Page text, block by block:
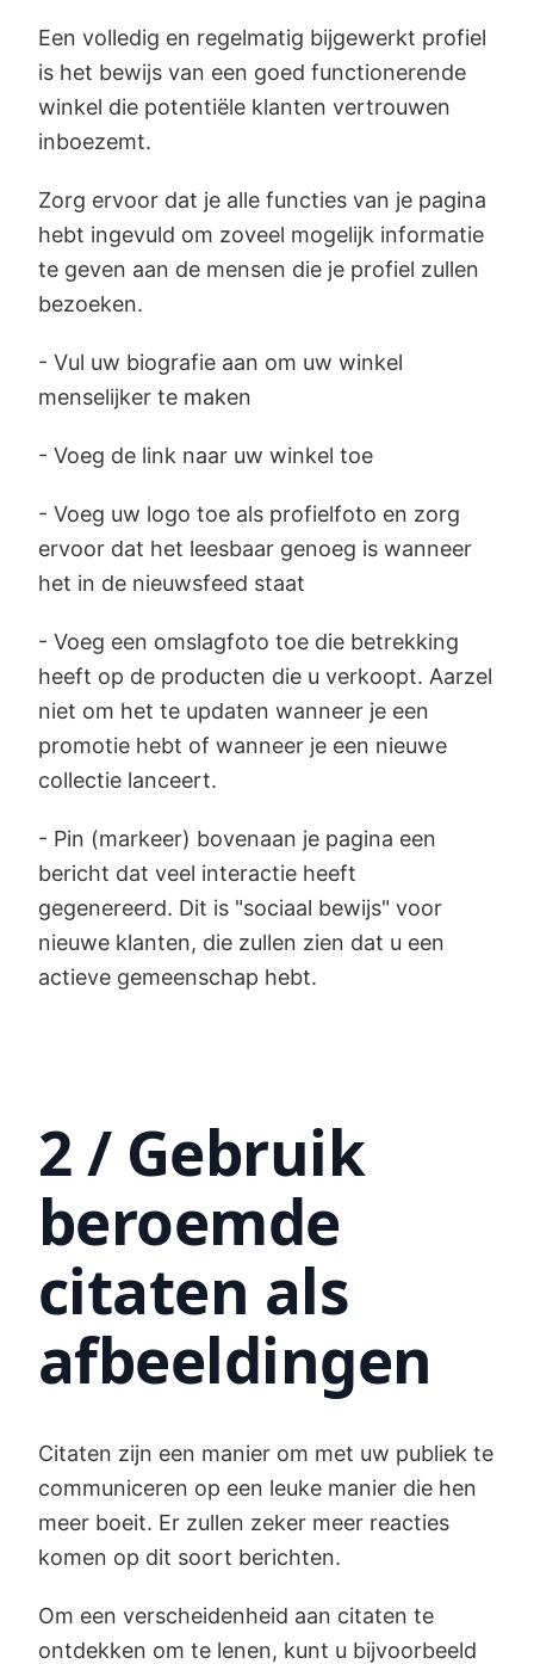
Een volledig en regelmatig bijgewerkt profiel
is het bewijs van een goed functionerende
winkel die potentiële klanten vertrouwen
inboezemt.
Zorg ervoor dat je alle functies van je pagina
hebt ingevuld om zoveel mogelijk informatie
te geven aan de mensen die je profiel zullen
bezoeken.
- Vul uw biografie aan om uw winkel
menselijker te maken
- Voeg de link naar uw winkel toe
- Voeg uw logo toe als profielfoto en zorg
ervoor dat het leesbaar genoeg is wanneer
het in de nieuwsfeed staat
- Voeg een omslagfoto toe die betrekking
heeft op de producten die u verkoopt. Aarzel
niet om het te updaten wanneer je een
promotie hebt of wanneer je een nieuwe
collectie lanceert.
- Pin (markeer) bovenaan je pagina een
bericht dat veel interactie heeft
gegenereerd. Dit is "sociaal bewijs" voor
nieuwe klanten, die zullen zien dat u een
actieve gemeenschap hebt.
2 / Gebruik
beroemde
citaten als
afbeeldingen
Citaten zijn een manier om met uw publiek te
communiceren op een leuke manier die hen
meer boeit. Er zullen zeker meer reacties
komen op dit soort berichten.
Om een verscheidenheid aan citaten te
ontdekken om te lenen, kunt u bijvoorbeeld